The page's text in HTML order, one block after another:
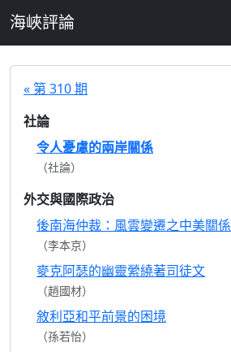
海峽評論
« 第 310 期
社論
令人憂慮的兩岸關係
（社論）
外交與國際政治
後南海仲裁：風雲變遷之中美關係
（李本京）
麥克阿瑟的幽靈縈繞著司徒文
（趙國材）
敘利亞和平前景的困境
（孫若怡）